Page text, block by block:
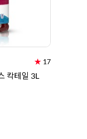
★ 17
칵테일 3L